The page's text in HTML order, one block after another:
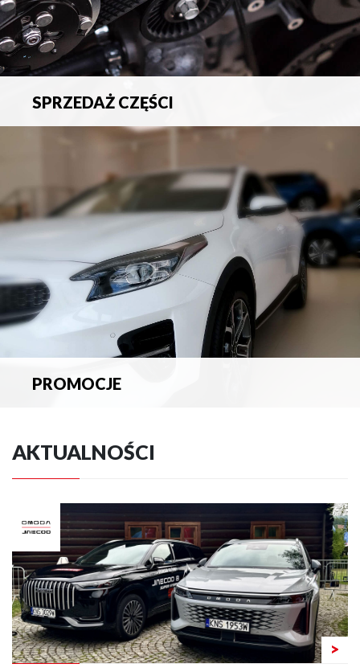
SPRZEDAŻ CZĘŚCI
Sprzedaż oryginalnych części samochodowych oraz
PROMOCJE
AKTUALNOŚCI
>